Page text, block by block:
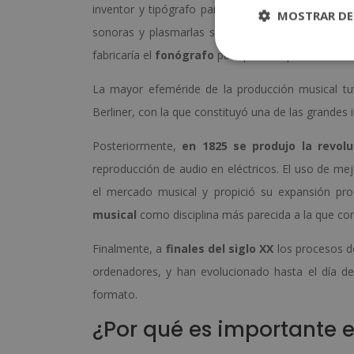
inventor y tipógrafo parisino que creó el
sonoras y plasmarlas sobre papel ahumado.
fabricaría el fonógrafo para poder reproducir
La mayor efeméride de la producción musical
Berliner, con la que constituyó una de las grandes
Posteriormente, en 1825 se produjo la
reproducción de audio en eléctricos. El uso de
el mercado musical y propició su expansión
musical como disciplina más parecida a la que
Finalmente, a finales del siglo XX los procesos
ordenadores, y han evolucionado hasta el día
formato.
¿Por qué es importante
MOSTRAR